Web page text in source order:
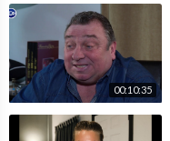
00:10:35